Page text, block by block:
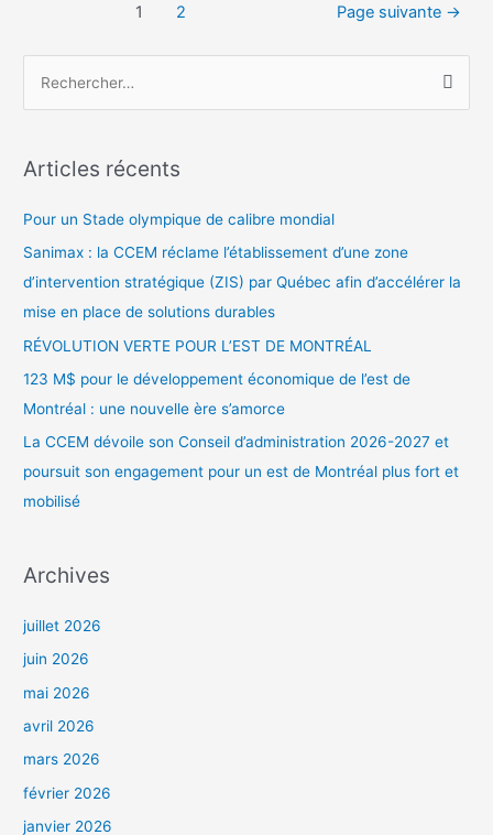
1 2 Page suivante →
Articles récents
Pour un Stade olympique de calibre mondial
Sanimax : la CCEM réclame l’établissement d’une zone
d’intervention stratégique (ZIS) par Québec afin d’accélérer la
mise en place de solutions durables
RÉVOLUTION VERTE POUR L’EST DE MONTRÉAL
123 M$ pour le développement économique de l’est de
Montréal : une nouvelle ère s’amorce
La CCEM dévoile son Conseil d’administration 2026-2027 et
poursuit son engagement pour un est de Montréal plus fort et
mobilisé
Archives
juillet 2026
juin 2026
mai 2026
avril 2026
mars 2026
février 2026
janvier 2026